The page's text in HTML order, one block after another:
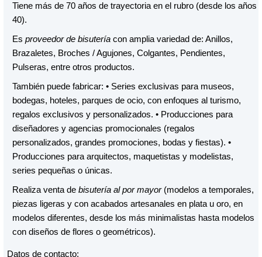
Tiene más de 70 años de trayectoria en el rubro (desde los años
40).
Es proveedor de bisutería con amplia variedad de: Anillos,
Brazaletes, Broches / Agujones, Colgantes, Pendientes,
Pulseras, entre otros productos.
También puede fabricar: • Series exclusivas para museos,
bodegas, hoteles, parques de ocio, con enfoques al turismo,
regalos exclusivos y personalizados. • Producciones para
diseñadores y agencias promocionales (regalos
personalizados, grandes promociones, bodas y fiestas). •
Producciones para arquitectos, maquetistas y modelistas,
series pequeñas o únicas.
Realiza venta de bisutería al por mayor(modelos a temporales,
piezas ligeras y con acabados artesanales en plata u oro, en
modelos diferentes, desde los más minimalistas hasta modelos
con diseños de flores o geométricos).
Datos de contacto: